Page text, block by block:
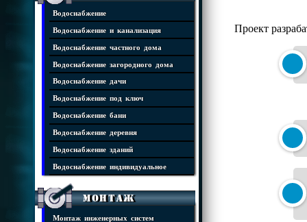
Водоснабжение
Водоснабжение и канализация
Водоснабжение частного дома
Водоснабжение загородного дома
Водоснабжение дачи
Водоснабжение под ключ
Водоснабжение бани
Водоснабжение деревня
Водоснабжение зданий
Водоснабжение индивидуальное
Монтаж
Монтаж инженерных систем
Проект